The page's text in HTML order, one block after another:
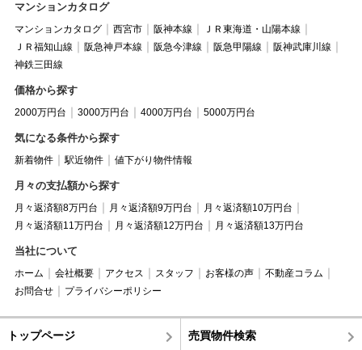
マンションカタログ
マンションカタログ 西宮市 阪神本線
ＪＲ東海道・山陽本線
ＪＲ福知山線
阪急神戸本線 阪急今津線 阪急甲陽線
阪神武庫川線
神鉄三田線
価格から探す
2000万円台 3000万円台 4000万円台 5000万円台
気になる条件から探す
新着物件 駅近物件 値下がり物件情報
月々の支払額から探す
月々返済額8万円台 月々返済額9万円台
月々返済額10万円台
月々返済額11万円台
月々返済額12万円台 月々返済額13万円台
当社について
ホーム 会社概要 アクセス スタッフ お客様の声
不動産コラム
お問合せ
プライバシーポリシー
トップページ 売買物件検索